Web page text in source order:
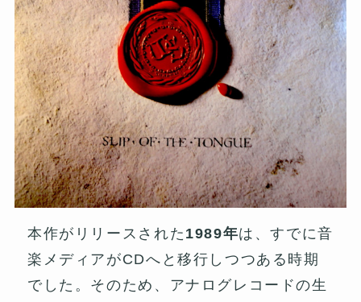
本作がリリースされた 1989年は、すでに音
楽メディアがCDへと移行しつつある時期
でした。そのため、アナログレコードの生